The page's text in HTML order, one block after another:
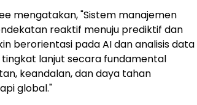
mengatakan, "Sistem manajemen
reaktif menuju prediktif dan
berorientasi pada AI dan analisis data
tingkat lanjut secara fundamental
keandalan, dan daya tahan
global."